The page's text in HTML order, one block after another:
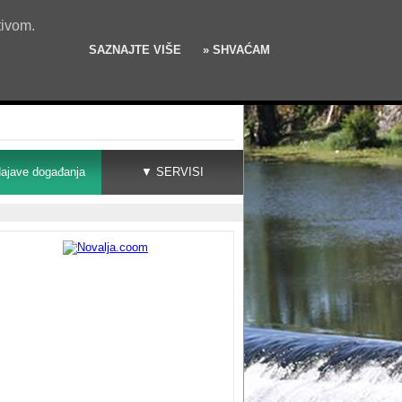
događanja ▼ SERVISI
SAZNAJTE VIŠE » SHVAĆAM